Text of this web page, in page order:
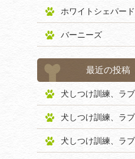
ホワイトシェパード
バーニーズ
最近の投稿